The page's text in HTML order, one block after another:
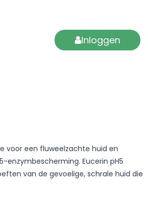
Inloggen
voor een fluweelzachte huid en
enzymbescherming. Eucerin pH5
van de gevoelige, schrale huid die